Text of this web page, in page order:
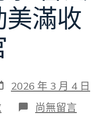
滿收
2026 年 3 月 4 日
在
〈十
尚無留言